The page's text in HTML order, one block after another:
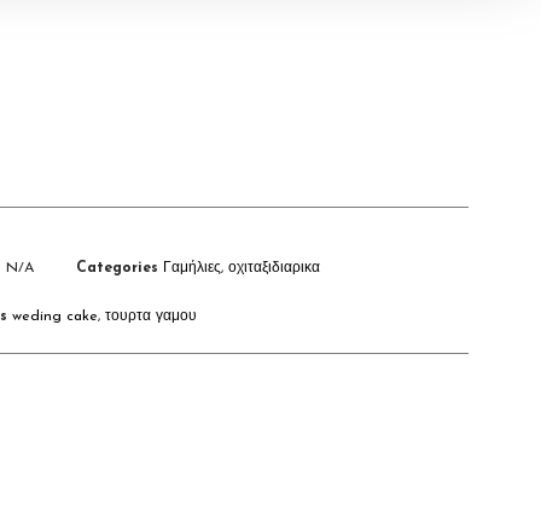
N/A Categories Γαμήλιες,οχιταξιδιαρικα
weding cake,τουρτα γαμου